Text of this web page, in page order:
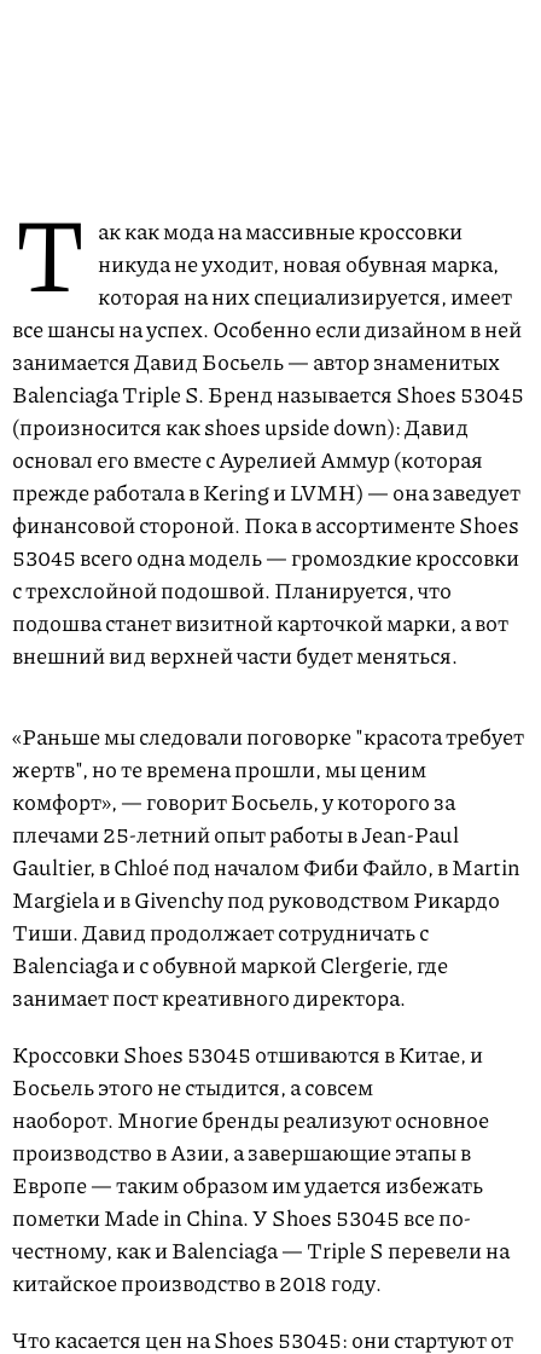
Т ак как мода на массивные кроссовки
никуда не уходит, новая обувная марка,
которая на них специализируется, имеет
все шансы на успех. Особенно если дизайном в ней
занимается Давид Босьель — автор знаменитых
Balenciaga Triple S. Бренд называется Shoes 53045
(произносится как shoes upside down): Давид
основал его вместе с Аурелией Аммур (которая
прежде работала в Kering и LVMH) — она заведует
финансовой стороной. Пока в ассортименте Shoes
53045 всего одна модель — громоздкие кроссовки
с трехслойной подошвой. Планируется, что
подошва станет визитной карточкой марки, а вот
внешний вид верхней части будет меняться.
«Раньше мы следовали поговорке "красота требует
жертв", но те времена прошли, мы ценим
комфорт», — говорит Босьель, у которого за
плечами 25-летний опыт работы в Jean-Paul
Gaultier, в Chloé под началом Фиби Файло, в Martin
Margiela и в Givenchy под руководством Рикардо
Тиши. Давид продолжает сотрудничать с
Balenciaga и с обувной маркой Clergerie, где
занимает пост креативного директора.
Кроссовки Shoes 53045 отшиваются в Китае, и
Босьель этого не стыдится, а совсем
наоборот. Многие бренды реализуют основное
производство в Азии, а завершающие этапы в
Европе — таким образом им удается избежать
пометки Made in China. У Shoes 53045 все по-
честному, как и Balenciaga — Triple S перевели на
китайское производство в 2018 году.
Что касается цен на Shoes 53045: они стартуют от